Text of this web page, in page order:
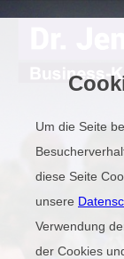
Demovideo
Referenzen
Um die Seite
diese Seite
unsere
Verwendung
der Cookies